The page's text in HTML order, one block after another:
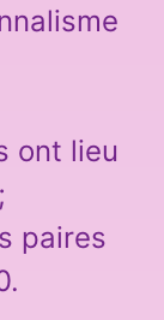
ont lieu
paires